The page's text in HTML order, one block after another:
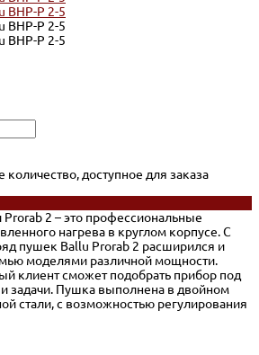
доступное для заказа
2 – это профессиональные
нагрева в круглом корпусе. С
пушек Ballu Prorab 2 расширился и
моделями различной мощности.
клиент сможет подобрать прибор под
задачи. Пушка выполнена в двойном
стали, с возможностью регулирования